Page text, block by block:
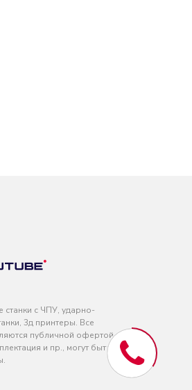
с ЧПУ, ударно-
3д принтеры. Все
публичной офертой
и пр., могут быть